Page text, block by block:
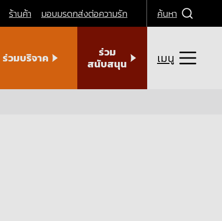
ร้านค้า มอบมรดกส่งต่อความรัก ค้นหา
ร่วมบริจาค
ร่วม
สนับสนุน
เมนู